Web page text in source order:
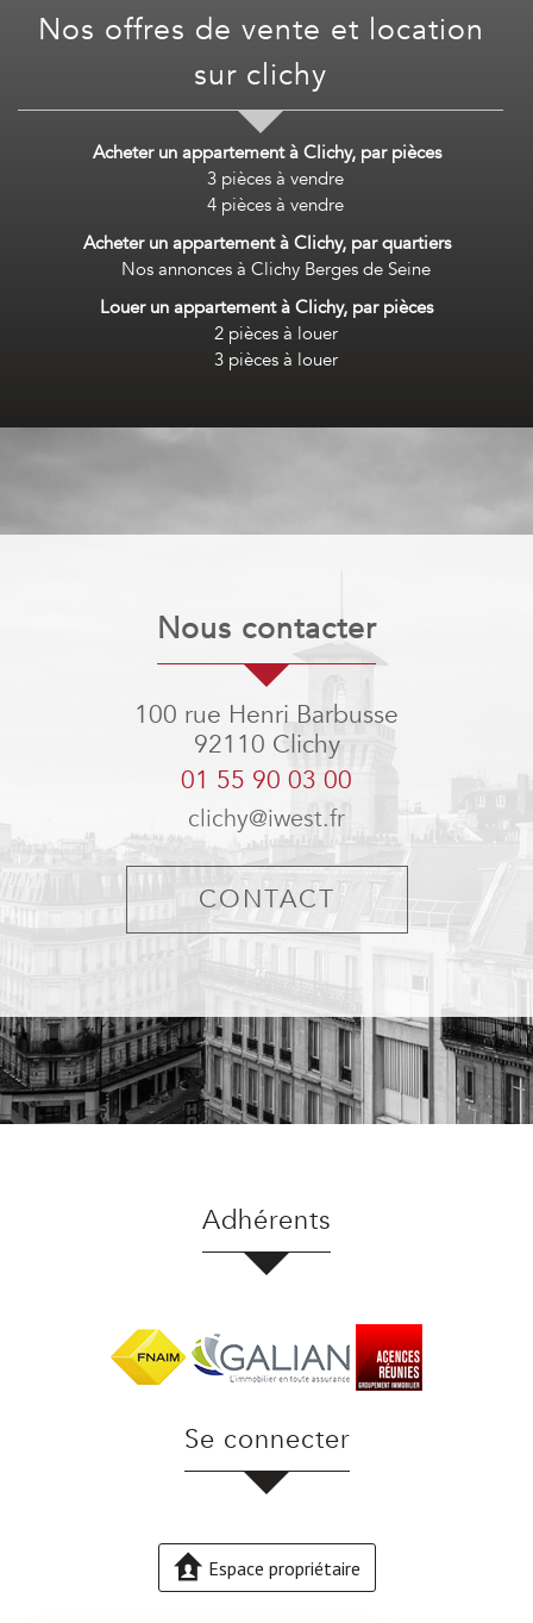
nos offres de vente et location
sur clichy
Acheter un appartement à Clichy, par pièces
3 pièces à vendre
4 pièces à vendre
Acheter un appartement à Clichy, par quartiers
Nos annonces à Clichy Berges de Seine
Louer un appartement à Clichy, par pièces
2 pièces à louer
3 pièces à louer
nous contacter
100 rue Henri Barbusse
92110 Clichy
01 55 90 03 00
clichy@iwest.fr
CONTACT
adhérents
se connecter
Espace propriétaire